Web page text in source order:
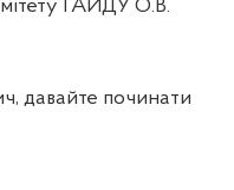
ГАЙДУ О.В.
давайте починати